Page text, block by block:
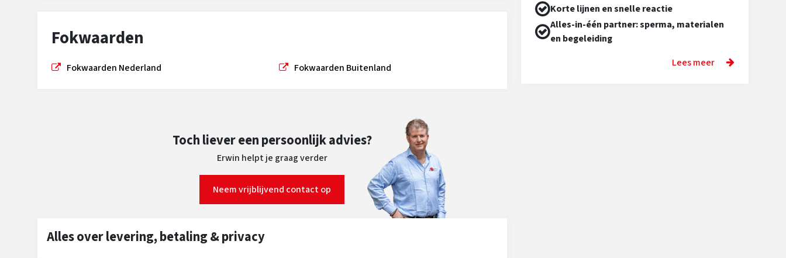
Fokwaarden
Fokwaarden Nederland Fokwaarden Buitenland
Toch liever een persoonlijk advies?
Erwin helpt je graag verder
Neem vrijblijvend contact op
Alles over levering, betaling & privacy
Korte lijnen en snelle reactie
Alles-in-één partner: sperma, materialen
en begeleiding
Lees meer